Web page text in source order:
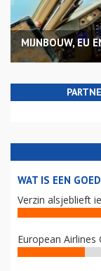
MIJNBOUW, EU
WAT IS EEN
Verzin alsjeblieft
European Airlines